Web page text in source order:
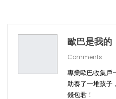
歐巴是我的
Comments
專業歐巴收集戶
助養了一堆孩子
錢包君！